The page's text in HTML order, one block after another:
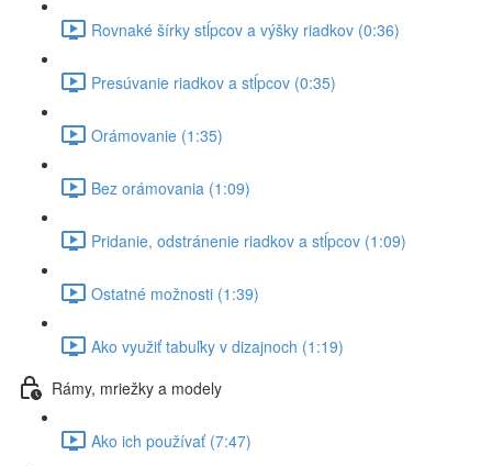
Rovnaké šírky stĺpcov a výšky riadkov (0:36)
Presúvanie riadkov a stĺpcov (0:35)
Orámovanie (1:35)
Bez orámovania (1:09)
Pridanie, odstránenie riadkov a stĺpcov (1:09)
Ostatné možnosti (1:39)
Ako využiť tabuľky v dizajnoch (1:19)
Rámy, mriežky a modely
Ako ich používať (7:47)